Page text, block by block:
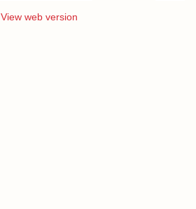
View web version